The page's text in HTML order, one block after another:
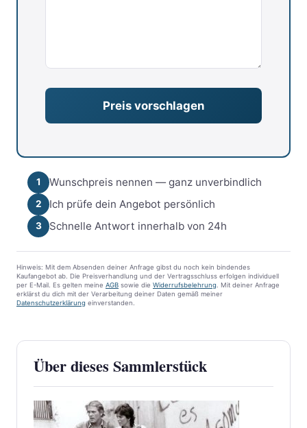
1 Wunschpreis nennen — ganz unverbindlich
2 Ich prüfe dein Angebot persönlich
3 Schnelle Antwort innerhalb von 24h
Hinweis: Mit dem Absenden deiner Anfrage gibst du noch kein bindendes
Kaufangebot ab. Die Preisverhandlung und der Vertragsschluss erfolgen individuell
per E-Mail. Es gelten meine AGB sowie die Widerrufsbelehrung . Mit deiner Anfrage
erklärst du dich mit der Verarbeitung deiner Daten gemäß meiner
Datenschutzerklärung einverstanden.
Über dieses Sammlerstück